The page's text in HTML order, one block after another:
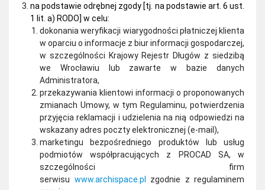
na podstawie odrębnej zgody [tj. na podstawie art. 6 ust.
1 lit. a) RODO] w celu:
dokonania weryfikacji wiarygodności płatniczej klienta
w oparciu o informacje z biur informacji gospodarczej,
w szczególności Krajowy Rejestr Długów z siedzibą
we Wrocławiu lub zawarte w bazie danych
Administratora,
przekazywania klientowi informacji o proponowanych
zmianach Umowy, w tym Regulaminu, potwierdzenia
przyjęcia reklamacji i udzielenia na nią odpowiedzi na
wskazany adres poczty elektronicznej (e-mail),
marketingu bezpośredniego produktów lub usług
podmiotów współpracujących z PROCAD SA, w
szczególności firm
serwisu www.archispace.pl
zgodnie z regulaminem